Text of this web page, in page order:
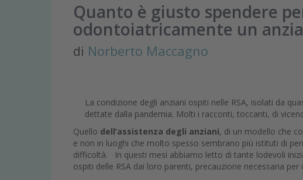
Quanto è giusto spendere
odontoiatricamente un
di Norberto Maccagno
La condizione degli anziani ospiti nelle RSA, isolati da
dettate dalla pandemia. Molti i racconti, toccanti, di
Quello dell’assistenza degli anziani, di un modello che
e non in luoghi che molto spesso sembrano più istituti di
difficoltà. In questi mesi abbiamo letto di tante lodevoli
ospiti delle RSA dai loro parenti, precauzione necessaria